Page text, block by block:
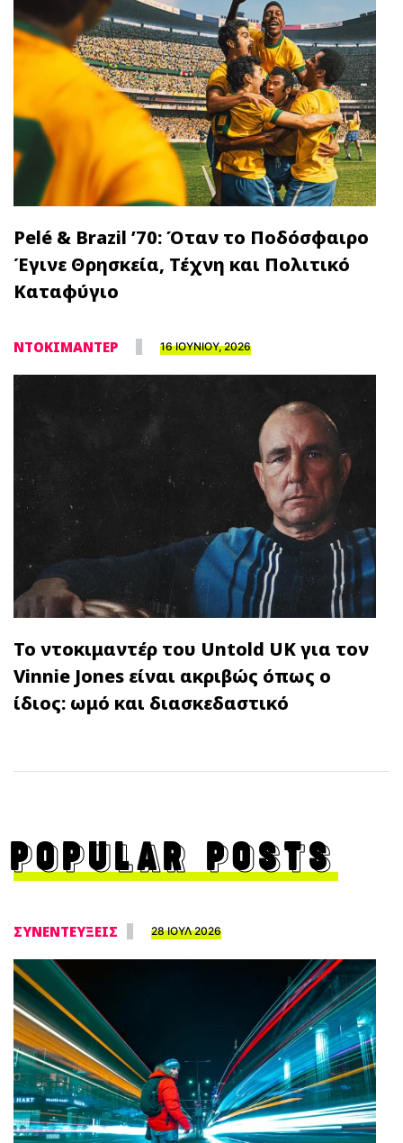
Pelé & Brazil ’70: Όταν το Ποδόσφαιρο
Έγινε Θρησκεία, Τέχνη και Πολιτικό
Καταφύγιο
ΝΤΟΚΙΜΑΝΤΕΡ 16 ΙΟΥΝΙΟΥ, 2026
Το ντοκιμαντέρ του Untold UK για τον
Vinnie Jones είναι ακριβώς όπως ο
ίδιος: ωμό και διασκεδαστικό
POPULAR POSTS
ΣΥΝΕΝΤΕΥΞΕΙΣ 28 ΙΟΥΛ 2026